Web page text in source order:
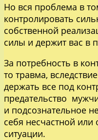
Но вся проблема в
контролировать
собственной
силы и держит вас в
За потребность в
то травма,
держать все под
предательство
и подсознательное
себя несчастной или
ситуации.